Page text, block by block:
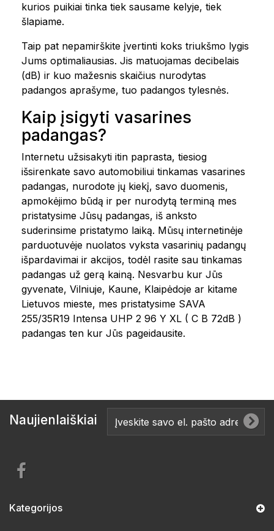
kurios puikiai tinka tiek sausame kelyje, tiek
šlapiame.
Taip pat nepamirškite įvertinti koks triukšmo lygis
Jums optimaliausias. Jis matuojamas decibelais
(dB) ir kuo mažesnis skaičius nurodytas
padangos aprašyme, tuo padangos tylesnės.
Kaip įsigyti vasarines
padangas?
Internetu užsisakyti itin paprasta, tiesiog
išsirenkate savo automobiliui tinkamas vasarines
padangas, nurodote jų kiekį, savo duomenis,
apmokėjimo būdą ir per nurodytą terminą mes
pristatysime Jūsų padangas, iš anksto
suderinsime pristatymo laiką. Mūsų internetinėje
parduotuvėje nuolatos vyksta vasarinių padangų
išpardavimai ir akcijos, todėl rasite sau tinkamas
padangas už gerą kainą. Nesvarbu kur Jūs
gyvenate, Vilniuje, Kaune, Klaipėdoje ar kitame
Lietuvos mieste, mes pristatysime SAVA
255/35R19 Intensa UHP 2 96 Y XL ( C B 72dB )
padangas ten kur Jūs pageidausite.
Naujienlaiškiai
Kategorijos